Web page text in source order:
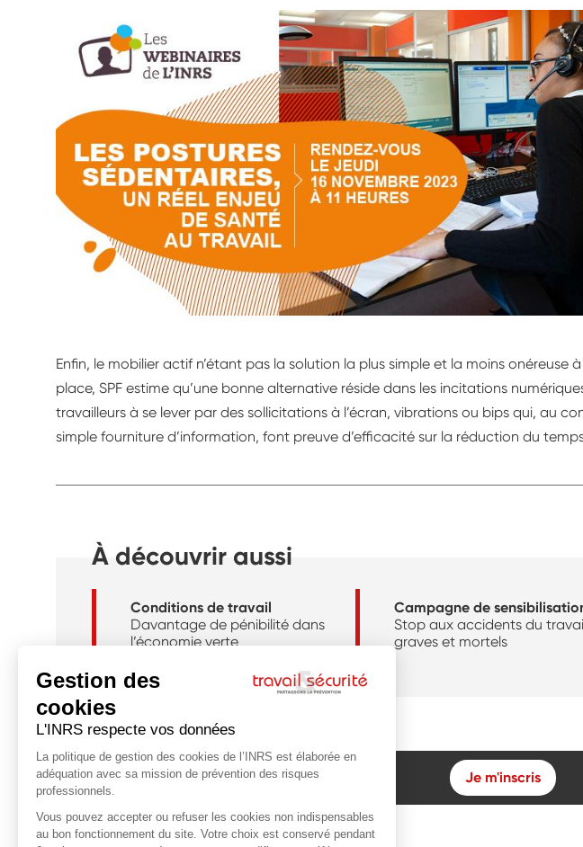
Enfin, le mobilier actif n’étant pas la solution la plus simple et la moins onéreuse
place, SPF estime qu’une bonne alternative réside dans les incitations
travailleurs à se lever par des sollicitations à l’écran, vibrations ou bips qui, au
simple fourniture d’information, font preuve d’efficacité sur la réduction du
À découvrir aussi
Conditions de travail
Davantage de pénibilité dans
l’économie verte
Campagne de
Stop aux accidents du
graves et mortels
Abonnez-vous à la newsletter de l'INRS ! Je m'inscris